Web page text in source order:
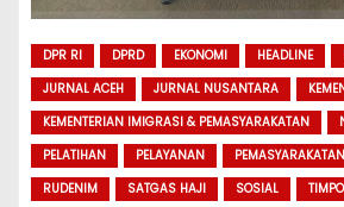
DPR RI DPRD EKONOMI HEADLINE
JURNAL ACEH
JURNAL NUSANTARA
KEMENTERIAN IMIGRASI & PEMASYARAKATAN
PELATIHAN
PELAYANAN PEMASYARAKATAN
RUDENIM
SATGAS HAJI SOSIAL